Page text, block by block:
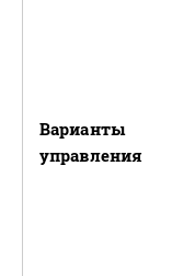
Варианты
управления